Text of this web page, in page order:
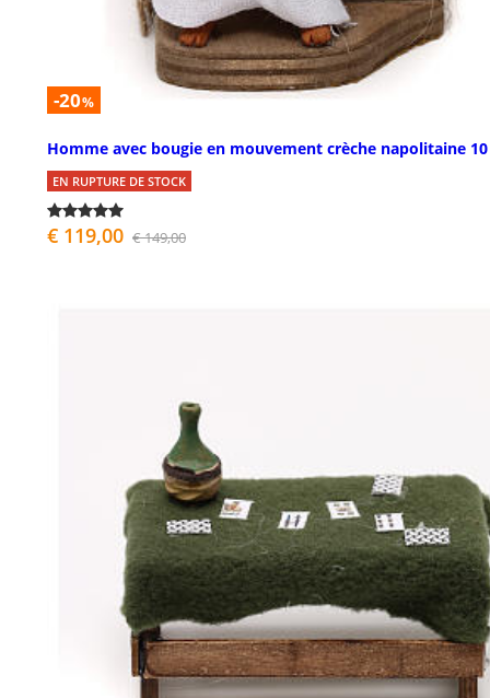
-20%
Homme avec bougie en mouvement crèche napolitaine
EN RUPTURE DE STOCK
€ 119,00 € 149,00